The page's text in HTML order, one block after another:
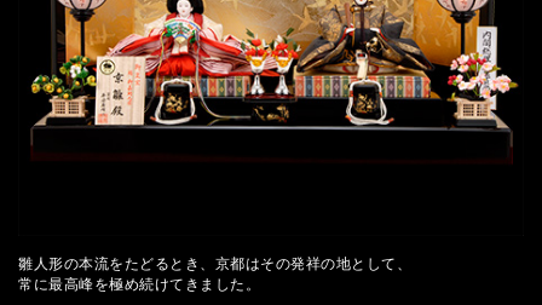
雛人形の本流をたどるとき、京都はその発祥の地として、
常に最高峰を極め続けてきました。